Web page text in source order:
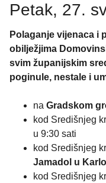
Petak, 27.
Polaganje vijenaca i
obilježjima
svim županijskim
poginule, nestale i
na Gradskom
kod Središnjeg
u 9:30 sati
kod Središnjeg
Jamadol u
kod Središnjeg